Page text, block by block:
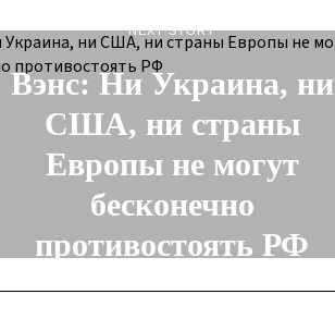
NEXT STORY
Вэнс: Ни Украина, ни
США, ни страны
Европы не могут
бесконечно
противостоять РФ